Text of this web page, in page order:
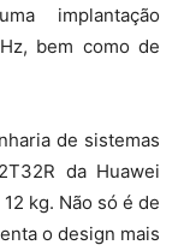
implantação
bem como de
de sistemas
da Huawei
kg. Não só é de
o design mais